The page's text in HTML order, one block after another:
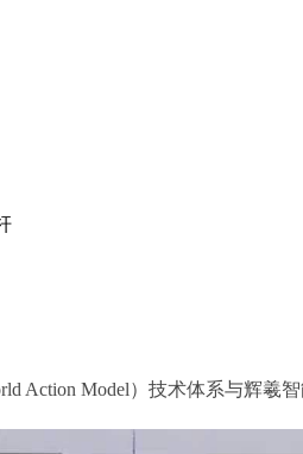
Action Model）技术体系与辉羲